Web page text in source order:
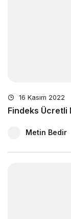
16 Kasım 2022
Findeks Ücretli
Metin Bedir